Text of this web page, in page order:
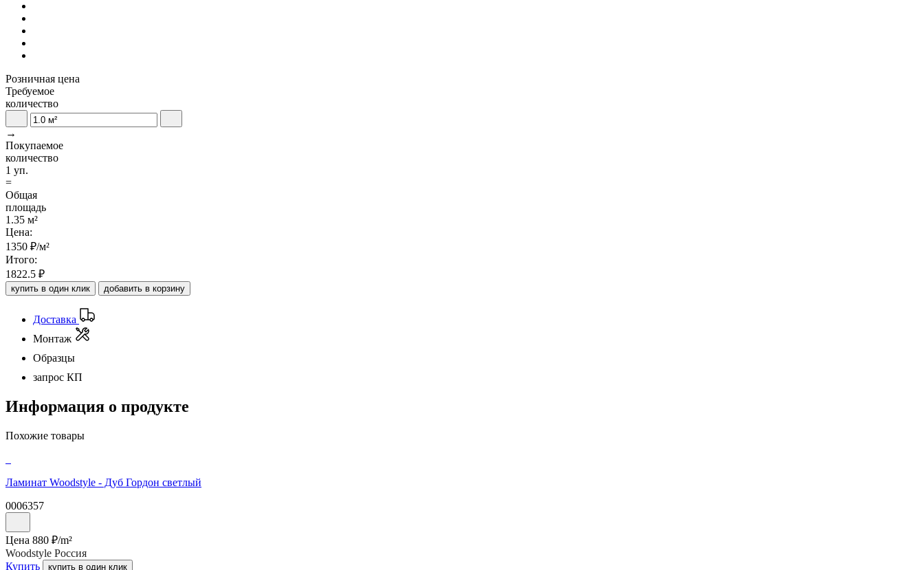
Розничная цена
Требуемое
количество
→
Покупаемое
количество
1 уп.
=
Общая
площадь
1.35 м²
Цена:
1350 ₽/м²
Итого:
1822.5 ₽
купить в один клик добавить в корзину
Доставка
Монтаж
Образцы
запрос КП
Информация о продукте
Похожие товары
Ламинат Woodstyle - Дуб Гордон светлый
0006357
Цена 880 ₽/m²
Woodstyle Россия
Купить
купить в один клик